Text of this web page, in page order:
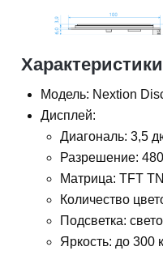
Характеристики
Модель: Nextion
Дисплей:
Диагональ: 3,5
Разрешение:
Матрица: TFT TN
Количество
Подсветка:
Яркость: до 300